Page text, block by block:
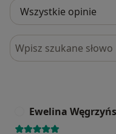
Szukaj w opiniach
Ewelina